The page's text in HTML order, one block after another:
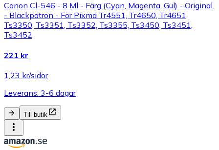
Canon Cl-546 - 8 Ml - Färg (Cyan, Magenta, Gul) - Original
- Bläckpatron - För Pixma Tr4551, Tr4650, Tr4651,
Ts3350, Ts3351, Ts3352, Ts3355, Ts3450, Ts3451,
Ts3452
221 kr
1,23 kr/sidor
Leverans: 3-6 dagar
Till butik